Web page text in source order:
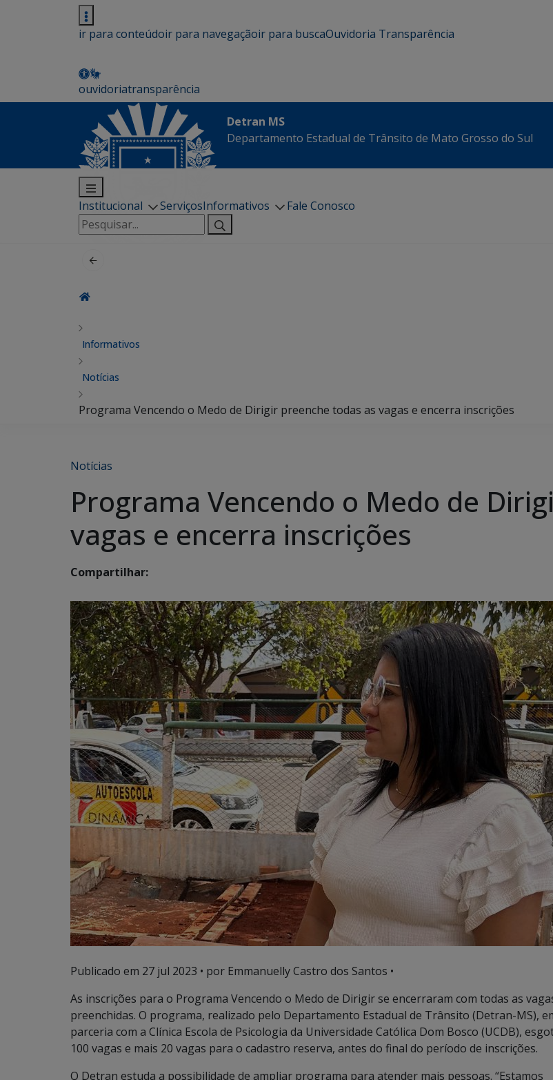
ir para conteúdoir para navegaçãoir para buscaOuvidoria Transparência
ouvidoriatransparência
Detran MS
Departamento Estadual de Trânsito de Mato Grosso do Sul
Institucional ServiçosInformativos
Fale Conosco
Pesquisar
por:
Informativos
Notícias
Programa Vencendo o Medo de Dirigir preenche todas as vagas e encerra inscrições
Notícias
Programa Vencendo o Medo de
vagas e encerra inscrições
Compartilhar:
Publicado em 27 jul 2023 • por Emmanuelly Castro dos Santos •
As inscrições para o Programa Vencendo o Medo de Dirigir se encerraram com todas as
preenchidas. O programa, realizado pelo Departamento Estadual de Trânsito (Detran-MS),
parceria com a Clínica Escola de Psicologia da Universidade Católica Dom Bosco (UCDB),
100 vagas e mais 20 vagas para o cadastro reserva, antes do final do período de inscrições.
O Detran estuda a possibilidade de ampliar programa para atender mais pessoas. “Estamos